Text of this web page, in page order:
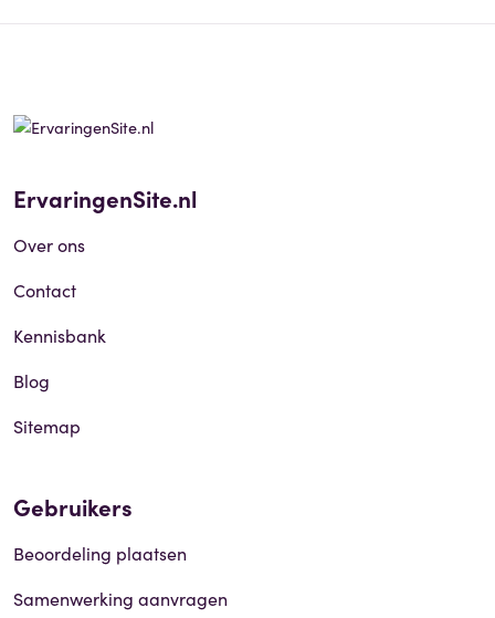
ErvaringenSite.nl
Over ons
Contact
Kennisbank
Blog
Sitemap
Gebruikers
Beoordeling plaatsen
Samenwerking aanvragen